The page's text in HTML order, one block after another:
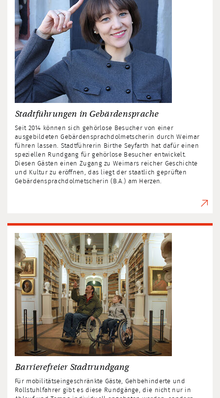
Stadtführungen in Gebärdensprache
Seit 2014 können sich gehörlose Besucher von einer
ausgebildeten Gebärden­sprach­dolmetscherin durch Weimar
führen lassen. Stadt­führerin Birthe Seyfarth hat dafür einen
speziellen Rund­gang für gehörlose Besucher entwickelt.
Diesen Gästen einen Zugang zu Weimars reicher Geschichte
und Kultur zu eröffnen, das liegt der staatlich geprüften
Gebärdensprach­dolmetscherin (B.A.) am Herzen.
Barrierefreier Stadtrundgang
Für mobilitätseingeschränkte Gäste, Gehbehinderte und
Rollstuhlfahrer gibt es diese Rundgänge, die nicht nur in